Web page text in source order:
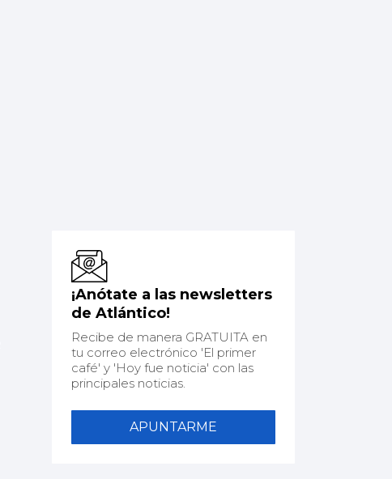
¡Anótate a las newsletters
de Atlántico!
Recibe de manera GRATUITA en
tu correo electrónico 'El primer
café' y 'Hoy fue noticia' con las
principales noticias.
APUNTARME